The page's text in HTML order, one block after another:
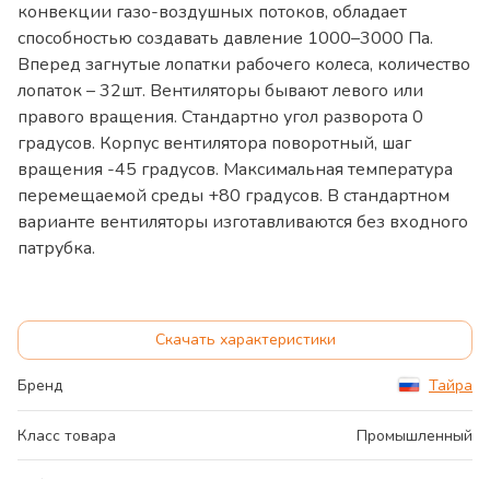
конвекции газо-воздушных потоков, обладает
способностью создавать давление 1000–3000 Па.
Вперед загнутые лопатки рабочего колеса, количество
лопаток – 32шт. Вентиляторы бывают левого или
правого вращения. Стандартно угол разворота 0
градусов. Корпус вентилятора поворотный, шаг
вращения -45 градусов. Максимальная температура
перемещаемой среды +80 градусов. В стандартном
варианте вентиляторы изготавливаются без входного
патрубка.
Скачать характеристики
Бренд Тайра
Класс товара Промышленный